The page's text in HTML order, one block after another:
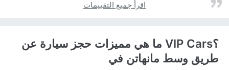
اقرأ جميع التقييمات
؟VIP Cars ما هي مميزات حجز سيارة عن
طريق وسط مانهاتن في